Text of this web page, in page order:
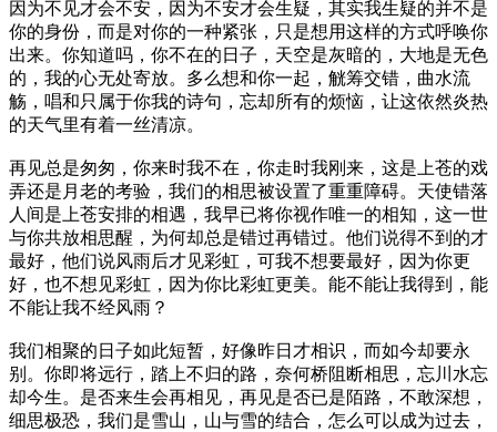
因为不见才会不安，因为不安才会生疑，其实我生疑的并不是
你的身份，而是对你的一种紧张，只是想用这样的方式呼唤你
出来。你知道吗，你不在的日子，天空是灰暗的，大地是无色
的，我的心无处寄放。多么想和你一起，觥筹交错，曲水流
觞，唱和只属于你我的诗句，忘却所有的烦恼，让这依然炎热
的天气里有着一丝清凉。
再见总是匆匆，你来时我不在，你走时我刚来，这是上苍的戏
弄还是月老的考验，我们的相思被设置了重重障碍。天使错落
人间是上苍安排的相遇，我早已将你视作唯一的相知，这一世
与你共放相思醒，为何却总是错过再错过。他们说得不到的才
最好，他们说风雨后才见彩虹，可我不想要最好，因为你更
好，也不想见彩虹，因为你比彩虹更美。能不能让我得到，能
不能让我不经风雨？
我们相聚的日子如此短暂，好像昨日才相识，而如今却要永
别。你即将远行，踏上不归的路，奈何桥阻断相思，忘川水忘
却今生。是否来生会再相见，再见是否已是陌路，不敢深想，
细思极恐，我们是雪山，山与雪的结合，怎么可以成为过去，